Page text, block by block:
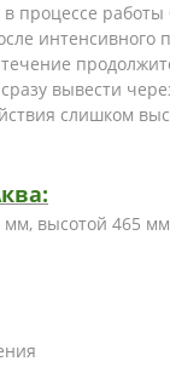
процессе
интенсивного
вывести
слишком
высотой 465